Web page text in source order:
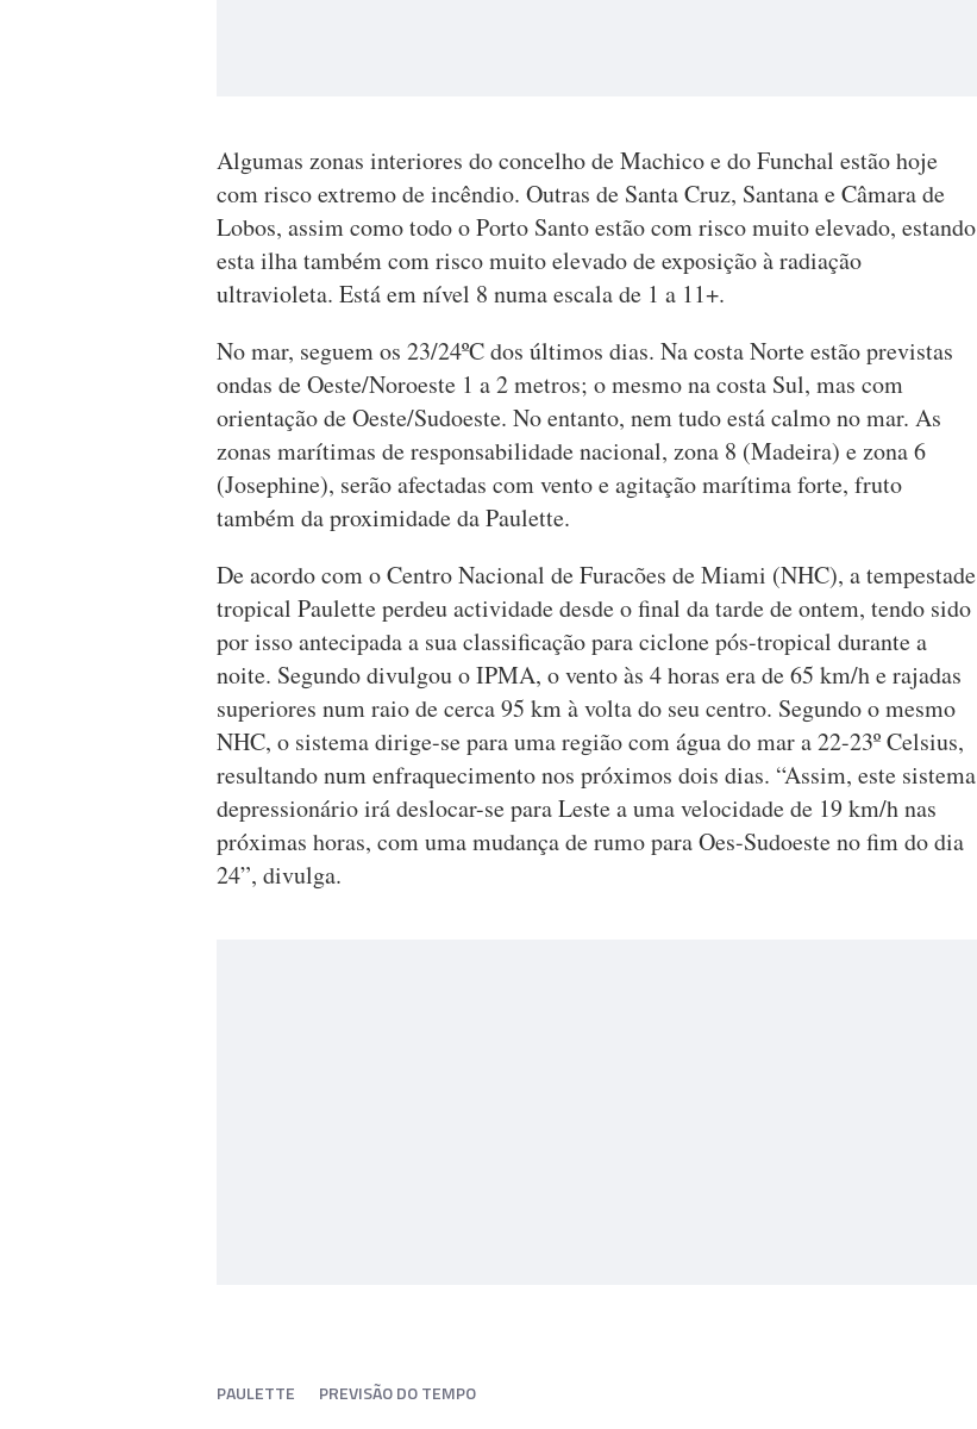
Algumas zonas interiores do concelho de Machico e do Funchal estão hoje
com risco extremo de incêndio. Outras de Santa Cruz, Santana e Câmara de
Lobos, assim como todo o Porto Santo estão com risco muito elevado, estando
esta ilha também com risco muito elevado de exposição à radiação
ultravioleta. Está em nível 8 numa escala de 1 a 11+.
No mar, seguem os 23/24ºC dos últimos dias. Na costa Norte estão previstas
ondas de Oeste/Noroeste 1 a 2 metros; o mesmo na costa Sul, mas com
orientação de Oeste/Sudoeste. No entanto, nem tudo está calmo no mar. As
zonas marítimas de responsabilidade nacional, zona 8 (Madeira) e zona 6
(Josephine), serão afectadas com vento e agitação marítima forte, fruto
também da proximidade da Paulette.
De acordo com o Centro Nacional de Furacões de Miami (NHC), a tempestade
tropical Paulette perdeu actividade desde o final da tarde de ontem, tendo sido
por isso antecipada a sua classificação para ciclone pós-tropical durante a
noite. Segundo divulgou o IPMA, o vento às 4 horas era de 65 km/h e rajadas
superiores num raio de cerca 95 km à volta do seu centro. Segundo o mesmo
NHC, o sistema dirige-se para uma região com água do mar a 22-23º Celsius,
resultando num enfraquecimento nos próximos dois dias. “Assim, este sistema
depressionário irá deslocar-se para Leste a uma velocidade de 19 km/h nas
próximas horas, com uma mudança de rumo para Oes-Sudoeste no fim do dia
24”, divulga.
PAULETTE PREVISÃO DO TEMPO